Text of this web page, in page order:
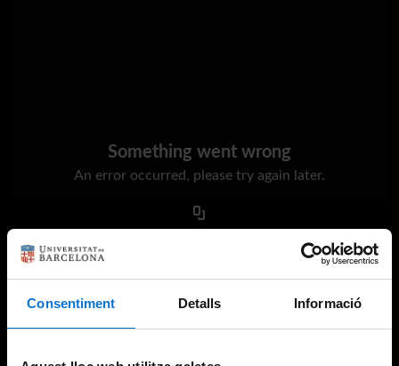
Consentiment Detalls Informació
Something went wrong
An error occurred, please try again later.